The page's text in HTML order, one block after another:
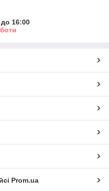
16:00
Prom.ua